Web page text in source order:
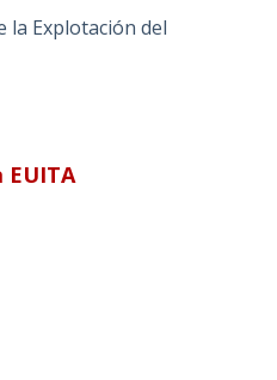
la Explotación del
EUITA